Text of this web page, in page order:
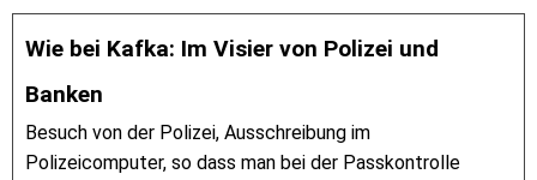
Wie bei Kafka: Im Visier von Polizei und
Banken
Besuch von der Polizei, Ausschreibung im
Polizeicomputer, so dass man bei der Passkontrolle